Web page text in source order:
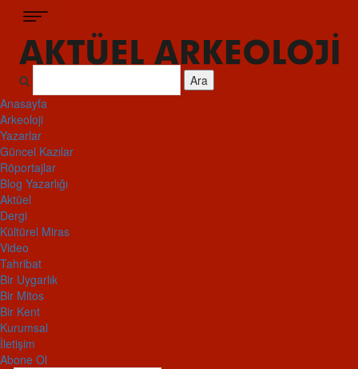
Ara
Anasayfa
Arkeoloji
Yazarlar
Güncel Kazılar
Röportajlar
Blog Yazarlığı
Aktüel
Dergi
Kültürel Miras
Video
Tahribat
Bir Uygarlık
Bir Mitos
Bir Kent
Kurumsal
İletişim
Abone Ol